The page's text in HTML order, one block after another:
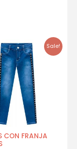
Sale!
CON FRANJA